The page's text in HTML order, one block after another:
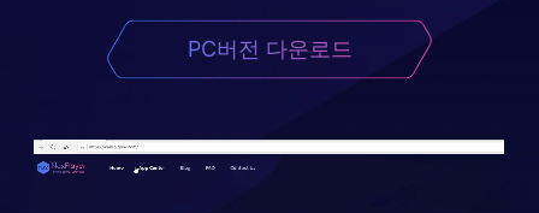
PC버전 다운로드